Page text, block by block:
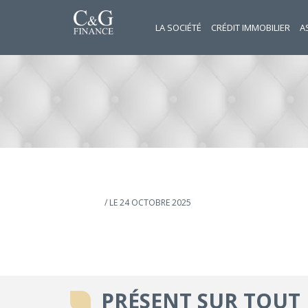
LA SOCIÉTÉ CRÉDIT IMMOBILIER
/ LE 24 OCTOBRE 2025
PRÉSENT SUR